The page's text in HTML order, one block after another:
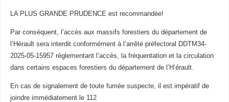
LA PLUS GRANDE PRUDENCE est recommandée!
Par conséquent, l’accès aux massifs forestiers du département de
l’Hérault sera interdit conformément à l’arrêté préfectoral DDTM34-
2025-05-15957 réglementant l’accès, la fréquentation et la circulation
dans certains espaces forestiers du département de l’H’érault.
En cas de signalement de toute fumée suspecte, il est impératif de
joindre immédiatement le 112